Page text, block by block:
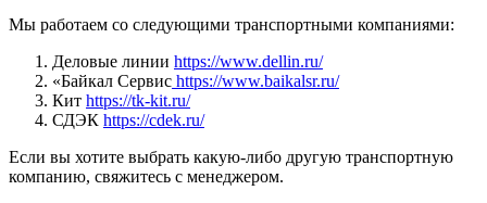
Мы работаем со следующими транспортными компаниями:
Деловые линии https://www.dellin.ru/
«Байкал Сервис https://www.baikalsr.ru/
Кит https://tk-kit.ru/
СДЭК https://cdek.ru/
Если вы хотите выбрать какую-либо другую транспортную
компанию, свяжитесь с менеджером.